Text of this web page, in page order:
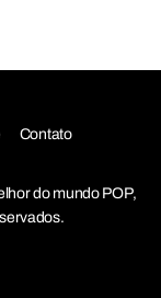
Contato
do mundo POP,